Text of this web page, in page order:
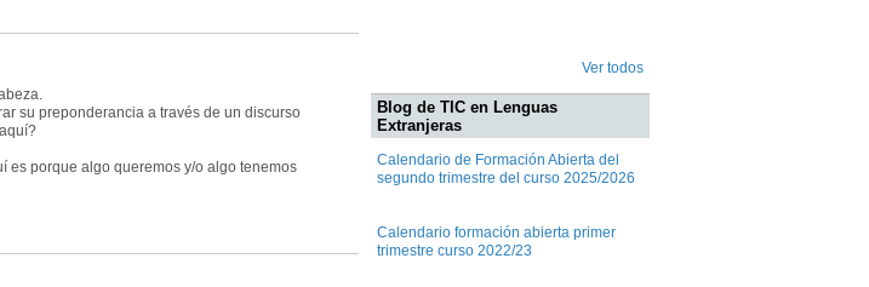
su preponderancia a través de un discurso
es porque algo queremos y/o algo tenemos
Ver todos
Blog de TIC en Lenguas
Extranjeras
Calendario de Formación Abierta del
segundo trimestre del curso 2025/2026
Calendario formación abierta primer
trimestre curso 2022/23